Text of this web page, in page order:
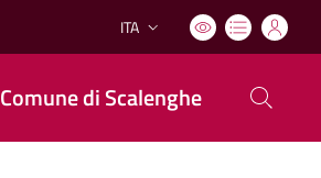
Lingua attiva:
ITA
Comune di Scalenghe